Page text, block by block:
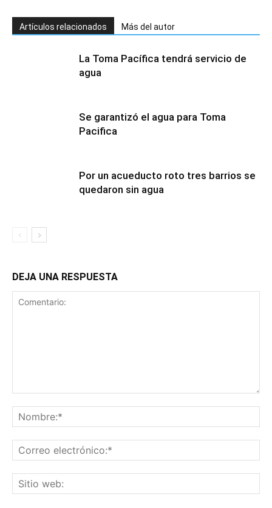
Artículos relacionados Más del autor
La Toma Pacífica tendrá servicio de
agua
Se garantizó el agua para Toma
Pacifica
Por un acueducto roto tres barrios se
quedaron sin agua
DEJA UNA RESPUESTA